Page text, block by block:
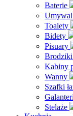
Baterie
Toalety
Bidety
Pisuary
Brodziki
Kabiny
Wanny
Szafki
Stelaże